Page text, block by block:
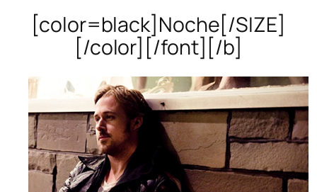
[color=black]Noche[/SIZE]
[/color][/font][/b]